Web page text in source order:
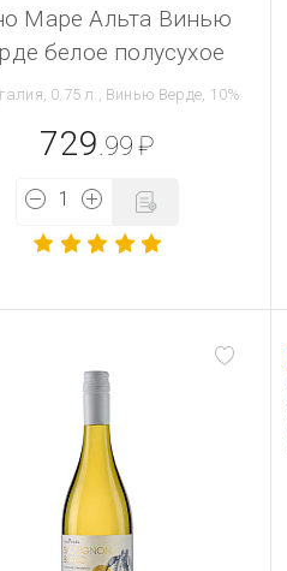
Маре Альта Винью
белое полусухое
0.75 л., Винью Верде, 10%
729 .99 ₽